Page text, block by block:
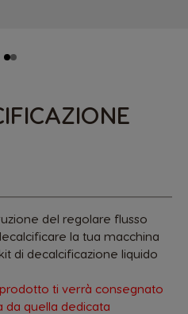
del regolare flusso
la tua macchina
di decalcificazione liquido
ti verrà consegnato
da quella dedicata